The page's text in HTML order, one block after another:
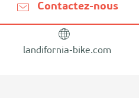
Contactez-nous
landifornia-bike.com